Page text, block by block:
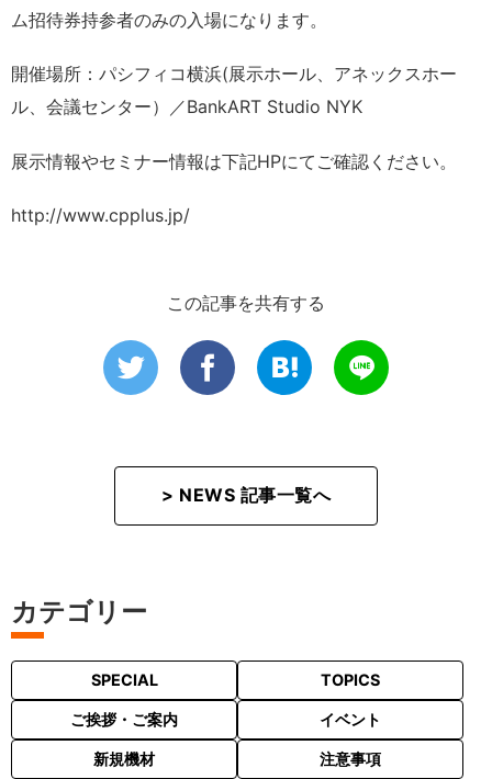
ム招待券持参者のみの入場になります。
開催場所：パシフィコ横浜(展示ホール、アネックスホー
ル、会議センター）／BankART Studio NYK
展示情報やセミナー情報は下記HPにてご確認ください。
http://www.cpplus.jp/
この記事を共有する
> NEWS 記事一覧へ
カテゴリー
SPECIAL TOPICS
ご挨拶・ご案内 イベント
新規機材 注意事項